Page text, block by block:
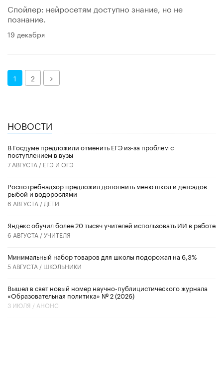
Спойлер: нейросетям доступно знание, но не
познание.
19 декабря
1 2 Далее
НОВОСТИ
В Госдуме предложили отменить ЕГЭ из-за проблем с
поступлением в вузы
7 АВГУСТА / ЕГЭ И ОГЭ
Роспотребнадзор предложил дополнить меню школ и детсадов
рыбой и водорослями
6 АВГУСТА / ДЕТИ
​Яндекс обучил более 20 тысяч учителей использовать ИИ в работе
6 АВГУСТА /УЧИТЕЛЯ
Минимальный набор товаров для школы подорожал на 6,3%
5 АВГУСТА / ШКОЛЬНИКИ
Вышел в свет новый номер научно-публицистического журнала
«Образовательная политика» № 2 (2026)
3 ИЮЛЯ / АНОНС